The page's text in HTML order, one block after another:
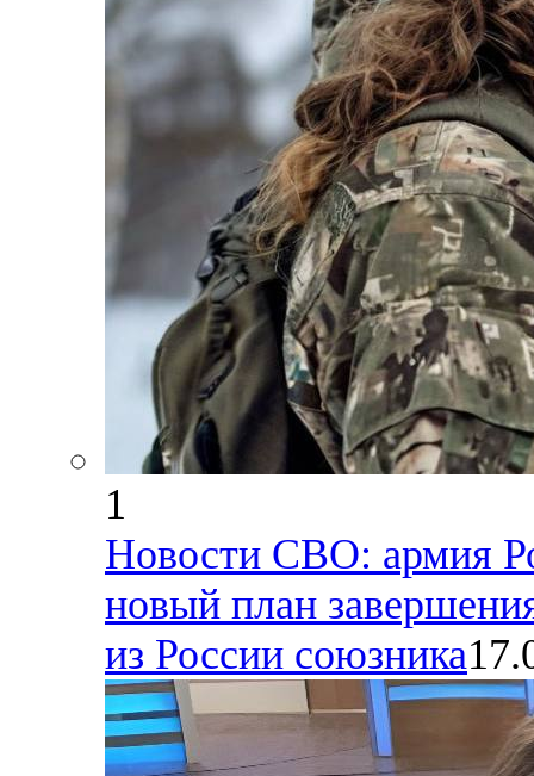
1
Новости СВО: армия
новый план
из России союзника